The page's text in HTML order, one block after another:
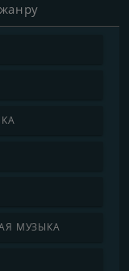
МУЗЫКА